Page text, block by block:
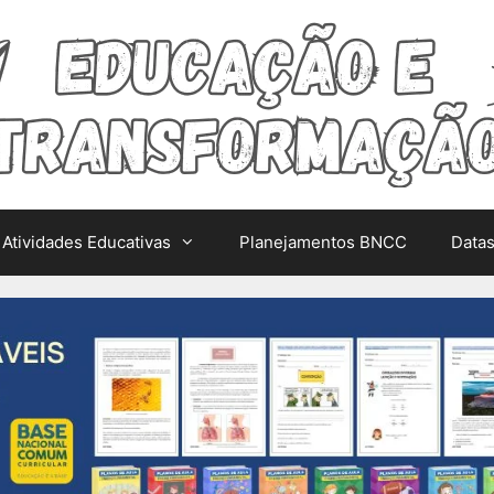
Atividades Educativas Planejamentos BNCC